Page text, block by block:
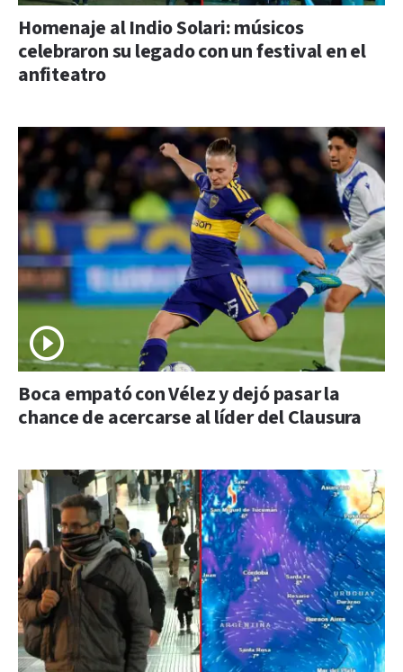
Homenaje al Indio Solari: músicos
celebraron su legado con un festival en el
anfiteatro
Boca empató con Vélez y dejó pasar la
chance de acercarse al líder del Clausura